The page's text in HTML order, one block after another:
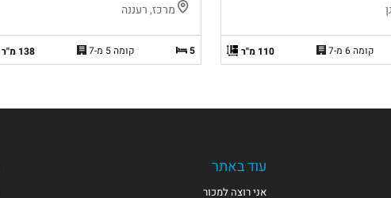
קומה 6 מ-7 110 מ"ר
מרכז, רעננה
5 קומה 5 מ-7 138 מ"ר
עוד באתר
אני רוצה למכור